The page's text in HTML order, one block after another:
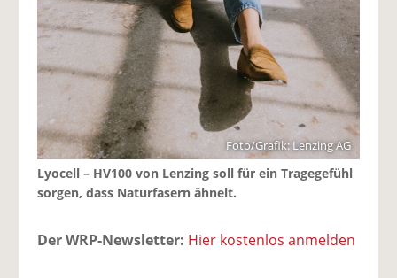
Foto/Grafik: Lenzing AG
Lyocell – HV100 von Lenzing soll für ein Tragegefühl
sorgen, dass Naturfasern ähnelt.
Der WRP-Newsletter: Hier kostenlos anmelden